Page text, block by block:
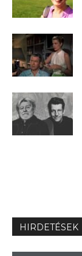
HIRDETÉSEK